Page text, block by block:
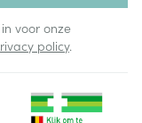
voor onze
policy.